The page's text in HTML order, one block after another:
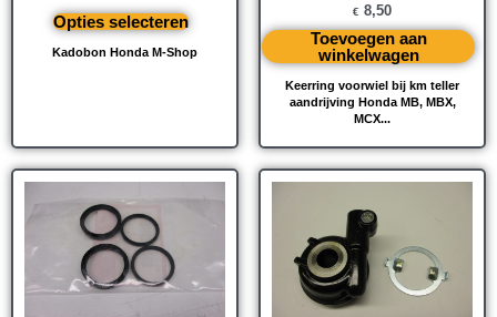
Kadobon Honda M-Shop
Opties selecteren
Keerring voorwiel bij km teller
aandrijving Honda MB, MBX,
MCX...
€ 8,50
Toevoegen aan
winkelwagen